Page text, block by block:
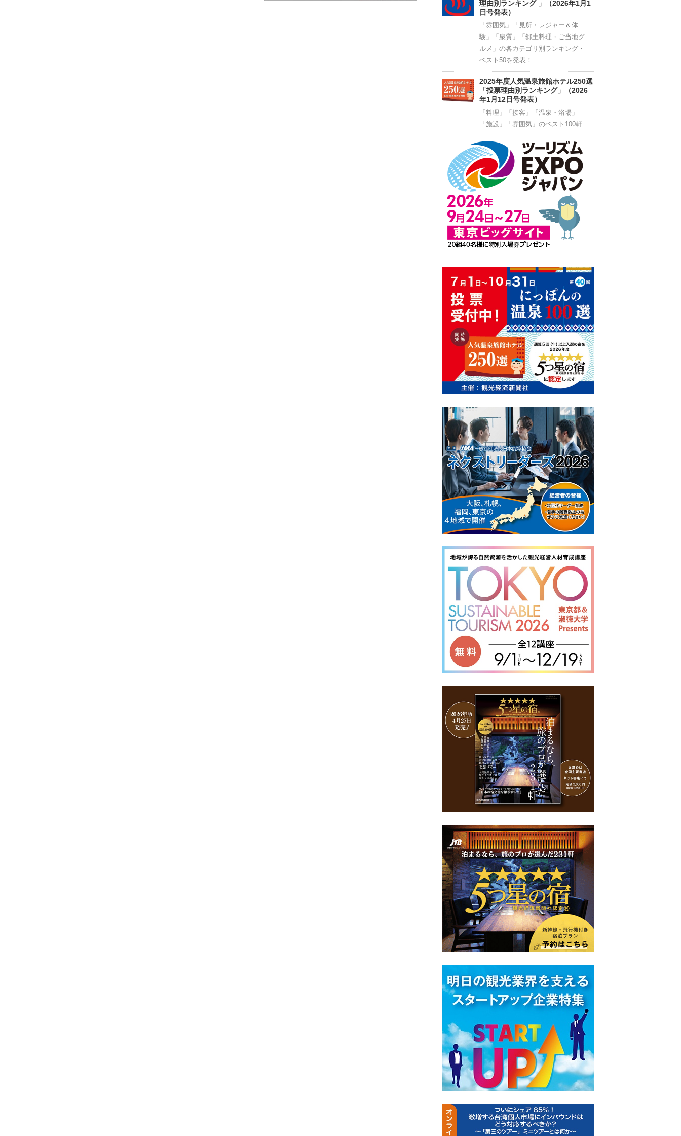
理由別ランキング 」（2026年1月1
日号発表）
「雰囲気」「見所・レジャー＆体
験」「泉質」「郷土料理・ご当地グ
ルメ」の各カテゴリ別ランキング・
ベスト50を発表！
2025年度人気温泉旅館ホテル250選
「投票理由別ランキング」（2026
年1月12日号発表）
「料理」「接客」「温泉・浴場」
「施設」「雰囲気」のベスト100軒